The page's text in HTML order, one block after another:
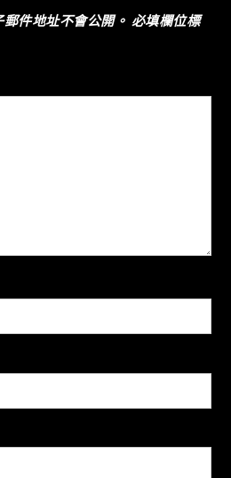
件地址不會公開。 必填欄位標